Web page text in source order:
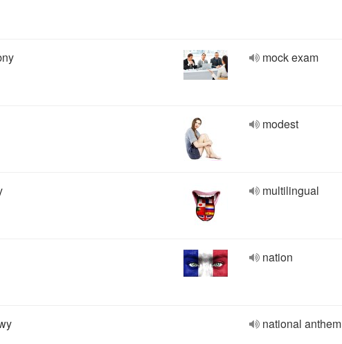
mock exam
modest
multilingual
nation
national anthem